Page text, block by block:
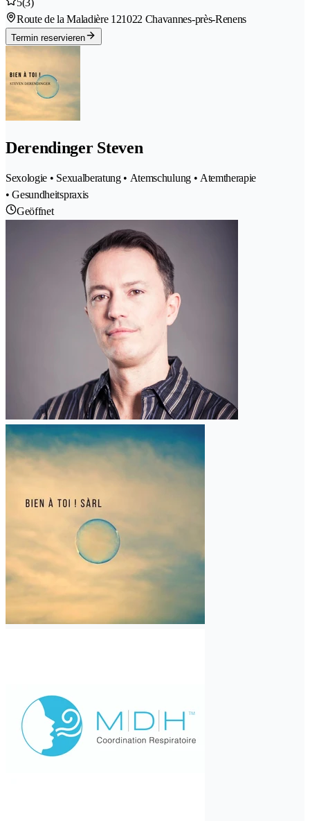
5(3)
Route de la Maladière 121022 Chavannes-près-Renens
Termin reservieren
Derendinger Steven
Sexologie • Sexualberatung • Atemschulung • Atemtherapie
• Gesundheitspraxis
Geöffnet